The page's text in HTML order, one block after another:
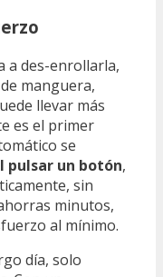
a des-enrollarla,
manguera,
llevar más
es el primer
se
pulsar un botón,
sin
minutos,
al mínimo.
día, solo